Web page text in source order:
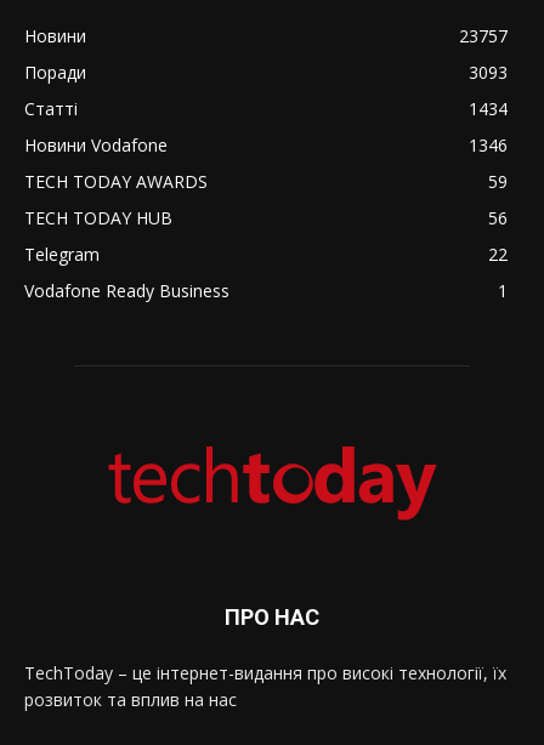
Новини
23757
Поради
3093
Статті
1434
Новини Vodafone
1346
TECH TODAY AWARDS
59
TECH TODAY HUB
56
Telegram
22
Vodafone Ready Business
1
ПРО НАС
TechToday – це інтернет-видання про високі технології, їх
розвиток та вплив на нас